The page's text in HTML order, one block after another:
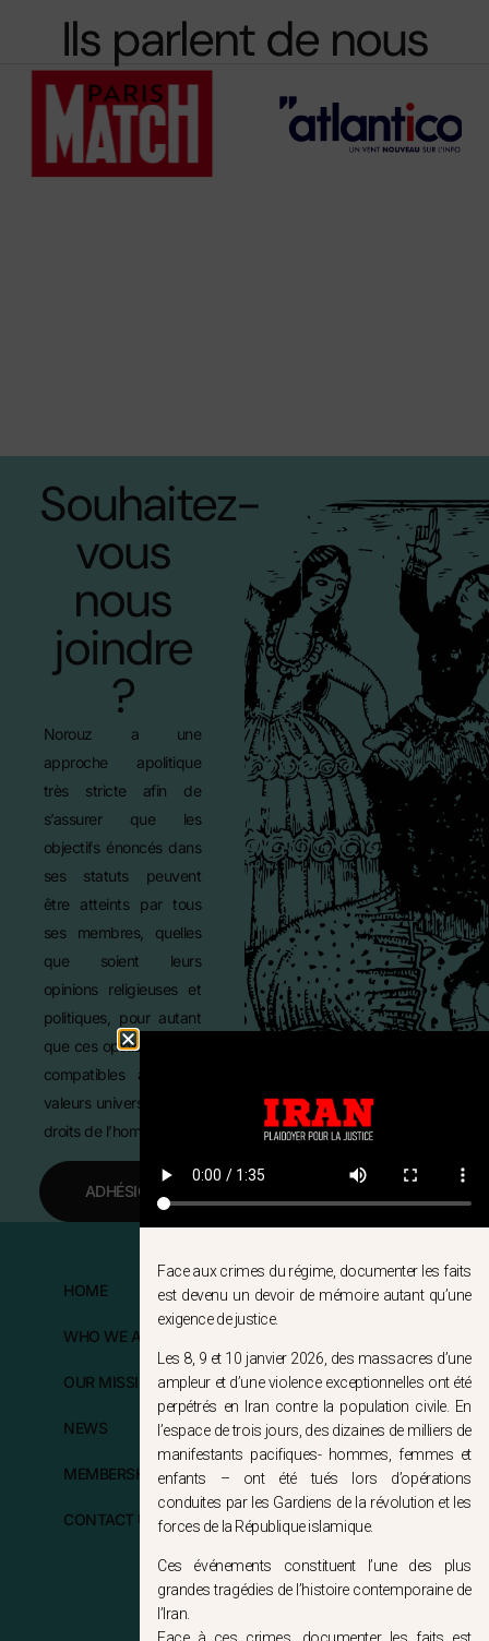
Ils parlent de nous
Souhaitez-
vous
nous
joindre
?
Norouz a une
approche apolitique
très stricte afin de
s’assurer que les
objectifs énoncés dans
ses statuts peuvent
être atteints par tous
ses membres, quelles
que soient leurs
opinions religieuses et
politiques, pour autant
que ces opinions soient
compatibles avec les
valeurs universelles des
droits de l’homme.
ADHÉSION
HOME
WHO WE ARE?
OUR MISSIONS
NEWS
MEMBERSHIP
CONTACT US
FOLLOW US
Face aux crimes du régime, documenter les faits
est devenu un devoir de mémoire autant qu’une
exigence de justice.
Les 8, 9 et 10 janvier 2026, des massacres d’une
ampleur et d’une violence exceptionnelles ont été
perpétrés en Iran contre la population civile. En
l’espace de trois jours, des dizaines de milliers de
manifestants pacifiques- hommes, femmes et
enfants – ont été tués lors d’opérations
conduites par les Gardiens de la révolution et les
forces de la République islamique.
Ces événements constituent l’une des plus
grandes tragédies de l’histoire contemporaine de
l’Iran.